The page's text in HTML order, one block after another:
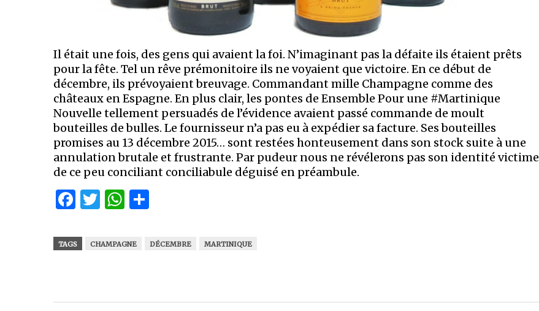
Il était une fois, des gens qui avaient la foi. N’imaginant pas la défaite ils étaient prêts
pour la fête. Tel un rêve prémonitoire ils ne voyaient que victoire. En ce début de
décembre, ils prévoyaient breuvage. Commandant mille Champagne comme des
châteaux en Espagne. En plus clair, les pontes de Ensemble Pour une #Martinique
Nouvelle tellement persuadés de l’évidence avaient passé commande de moult
bouteilles de bulles. Le fournisseur n’a pas eu à expédier sa facture. Ses bouteilles
promises au 13 décembre 2015… sont restées honteusement dans son stock suite à une
annulation brutale et frustrante. Par pudeur nous ne révélerons pas son identité victime
de ce peu conciliant conciliabule déguisé en préambule.
Facebook
Twitter
WhatsApp
TAGS CHAMPAGNE DÉCEMBRE MARTINIQUE